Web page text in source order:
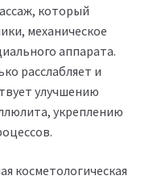
который
механическое
аппарата.
расслабляет и
улучшению
укреплению
косметологическая